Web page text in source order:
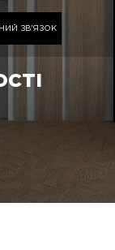
ЗВ'ЯЗОК